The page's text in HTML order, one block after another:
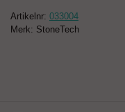
Artikelnr: 033004
Merk: StoneTech